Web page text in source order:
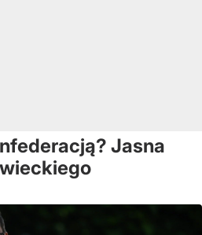
Jasna